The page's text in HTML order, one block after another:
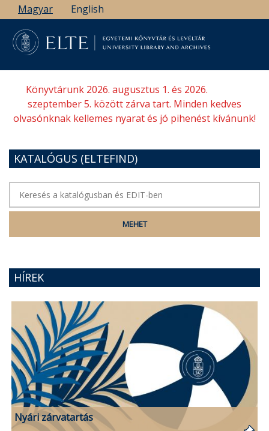
Ugrás
a
tartalomra
Magyar English
Könyvtárunk 2026. augusztus 1. és 2026.
szeptember 5. között zárva tart. Minden kedves
olvasónknak kellemes nyarat és jó pihenést kívánunk!
KATALÓGUS (ELTEFIND)
HÍREK
Nyári zárvatartás